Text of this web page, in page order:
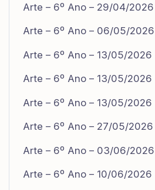
Arte – 6º Ano – 29/04/2026
Arte – 6º Ano – 06/05/2026
Arte – 6º Ano – 13/05/2026
Arte – 6º Ano – 13/05/2026
Arte – 6º Ano – 13/05/2026
Arte – 6º Ano – 27/05/2026
Arte – 6º Ano – 03/06/2026
Arte – 6º Ano – 10/06/2026